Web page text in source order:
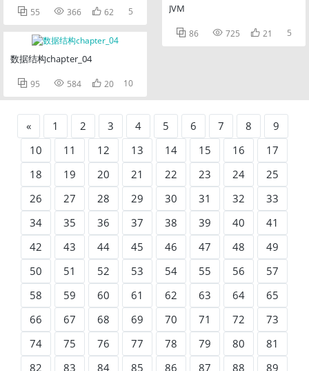
 55  366  62 5
数据结构chapter_04
 95  584  20 10
JVM
 86  725  21 5
« 1 2 3 4 5 6 7 8
9
10
11 12 13 14 15 16
17
18
19 20 21 22 23 24
25
26
27 28 29 30 31 32
33
34
35 36 37 38 39 40
41
42
43 44 45 46 47 48
49
50
51 52 53 54 55 56
57
58
59 60 61 62 63 64
65
66
67 68 69 70 71 72
73
74
75 76 77 78 79 80
81
82
83 84 85 86 87 88
89